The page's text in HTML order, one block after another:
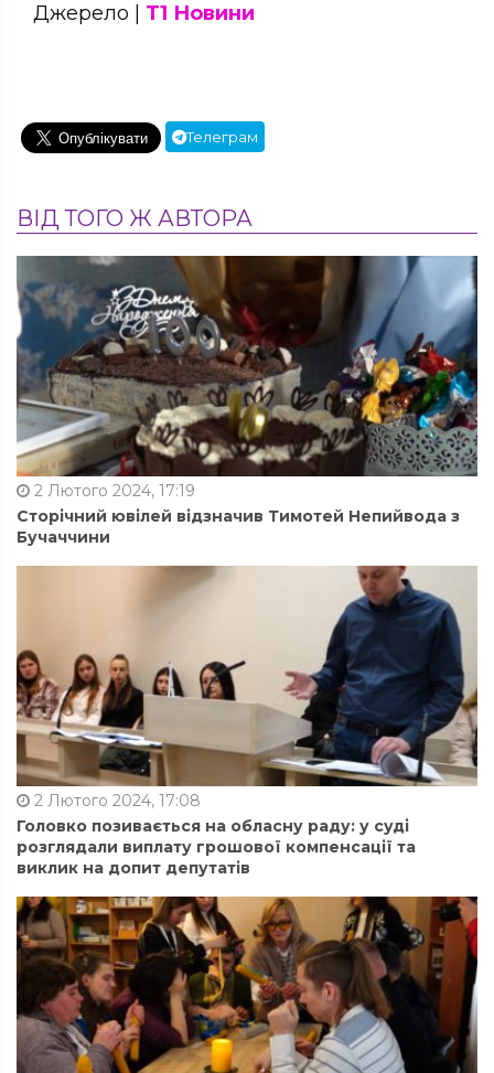
Джерело | Т1 Новини
Телеграм
ВІД ТОГО Ж АВТОРА
2 Лютого 2024, 17:19
Сторічний ювілей відзначив Тимотей Непийвода з
Бучаччини
2 Лютого 2024, 17:08
Головко позивається на обласну раду: у суді
розглядали виплату грошової компенсації та
виклик на допит депутатів